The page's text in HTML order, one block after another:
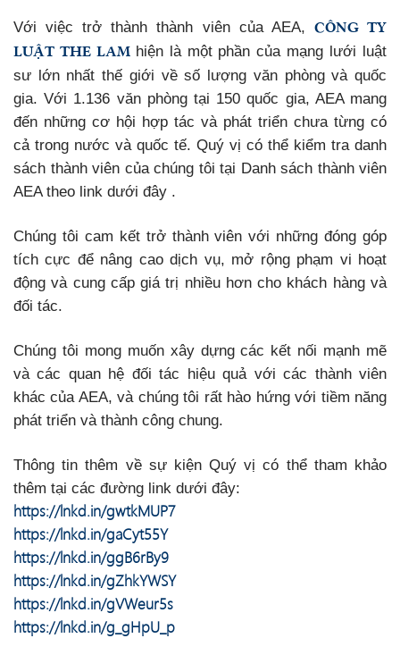
Với việc trở thành thành viên của AEA, CÔNG TY
LUẬT THE LAM hiện là một phần của mạng lưới luật
sư lớn nhất thế giới về số lượng văn phòng và quốc
gia. Với 1.136 văn phòng tại 150 quốc gia, AEA mang
đến những cơ hội hợp tác và phát triển chưa từng có
cả trong nước và quốc tế. Quý vị có thể kiểm tra danh
sách thành viên của chúng tôi tại Danh sách thành viên
AEA theo link dưới đây .
Chúng tôi cam kết trở thành viên với những đóng góp
tích cực để nâng cao dịch vụ, mở rộng phạm vi hoạt
động và cung cấp giá trị nhiều hơn cho khách hàng và
đối tác.
Chúng tôi mong muốn xây dựng các kết nối mạnh mẽ
và các quan hệ đối tác hiệu quả với các thành viên
khác của AEA, và chúng tôi rất hào hứng với tiềm năng
phát triển và thành công chung.
Thông tin thêm về sự kiện Quý vị có thể tham khảo
thêm tại các đường link dưới đây:
https://lnkd.in/gwtkMUP7
https://lnkd.in/gaCyt55Y
https://lnkd.in/ggB6rBy9
https://lnkd.in/gZhkYWSY
https://lnkd.in/gVWeur5s
https://lnkd.in/g_gHpU_p